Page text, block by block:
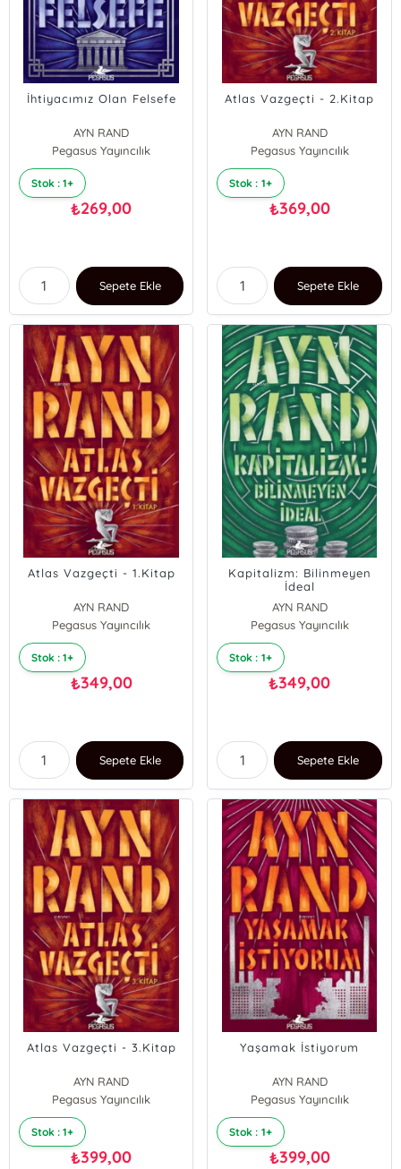
İhtiyacımız Olan Felsefe
AYN RAND
Pegasus Yayıncılık
Stok : 1+
₺269,00
Sepete Ekle
Atlas Vazgeçti - 2.Kitap
AYN RAND
Pegasus Yayıncılık
Stok : 1+
₺369,00
Sepete Ekle
Atlas Vazgeçti - 1.Kitap
AYN RAND
Pegasus Yayıncılık
Stok : 1+
₺349,00
Sepete Ekle
Kapitalizm: Bilinmeyen
İdeal
AYN RAND
Pegasus Yayıncılık
Stok : 1+
₺349,00
Sepete Ekle
Atlas Vazgeçti - 3.Kitap
AYN RAND
Pegasus Yayıncılık
Stok : 1+
₺399,00
Yaşamak İstiyorum
AYN RAND
Pegasus Yayıncılık
Stok : 1+
₺399,00